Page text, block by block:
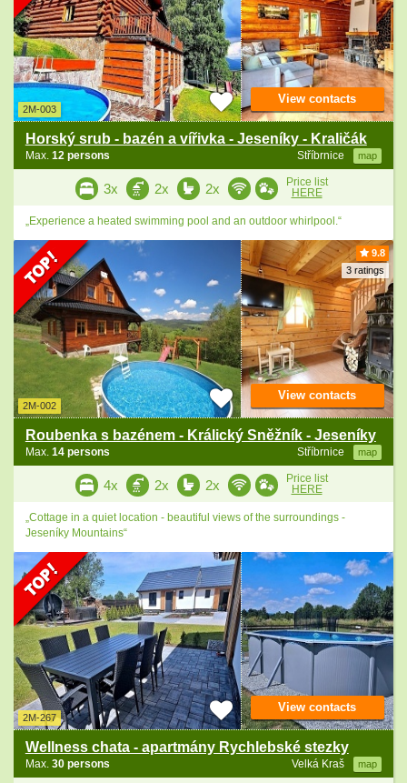
2M-003
Horský srub - bazén a vířivka - Jeseníky - Kraličák
Stříbrnice map
Max. 12 persons
View contacts
3x 2x 2x
Price list
HERE
„Experience a heated swimming pool and an outdoor whirlpool.“
9.8
3 ratings
2M-002
Roubenka s bazénem - Králický Sněžník - Jeseníky
Stříbrnice map
Max. 14 persons
View contacts
4x 2x 2x
Price list
HERE
„Cottage in a quiet location - beautiful views of the surroundings -
Jeseníky Mountains“
2M-267
Wellness chata - apartmány Rychlebské stezky
Velká Kraš map
Max. 30 persons
View contacts